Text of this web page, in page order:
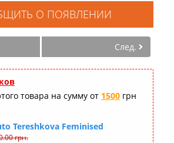
О ПОЯВЛЕНИИ
След.
товара на сумму от 1500 грн
Tereshkova Feminised
грн.